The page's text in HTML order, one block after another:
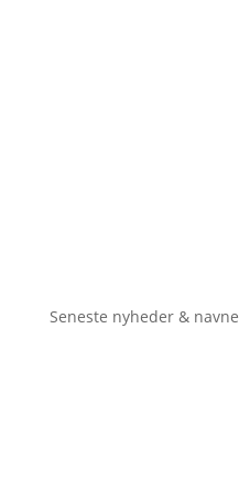
Seneste nyheder & navne